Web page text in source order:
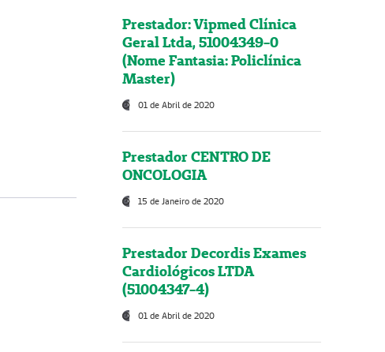
Prestador: Vipmed Clínica
Geral Ltda, 51004349-0
(Nome Fantasia: Policlínica
Master)
01 de Abril de 2020
Prestador CENTRO DE
ONCOLOGIA
15 de Janeiro de 2020
Prestador Decordis Exames
Cardiológicos LTDA
(51004347-4)
01 de Abril de 2020